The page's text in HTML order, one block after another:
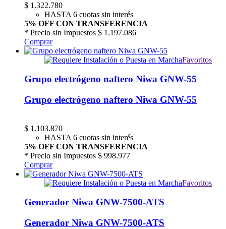
$ 1.322.780
HASTA 6 cuotas sin interés
5% OFF CON TRANSFERENCIA
* Precio sin Impuestos $ 1.197.086
Comprar
Favoritos
Grupo electrógeno naftero Niwa GNW-55
Grupo electrógeno naftero Niwa GNW-55
$ 1.103.870
HASTA 6 cuotas sin interés
5% OFF CON TRANSFERENCIA
* Precio sin Impuestos $ 998.977
Comprar
Favoritos
Generador Niwa GNW-7500-ATS
Generador Niwa GNW-7500-ATS